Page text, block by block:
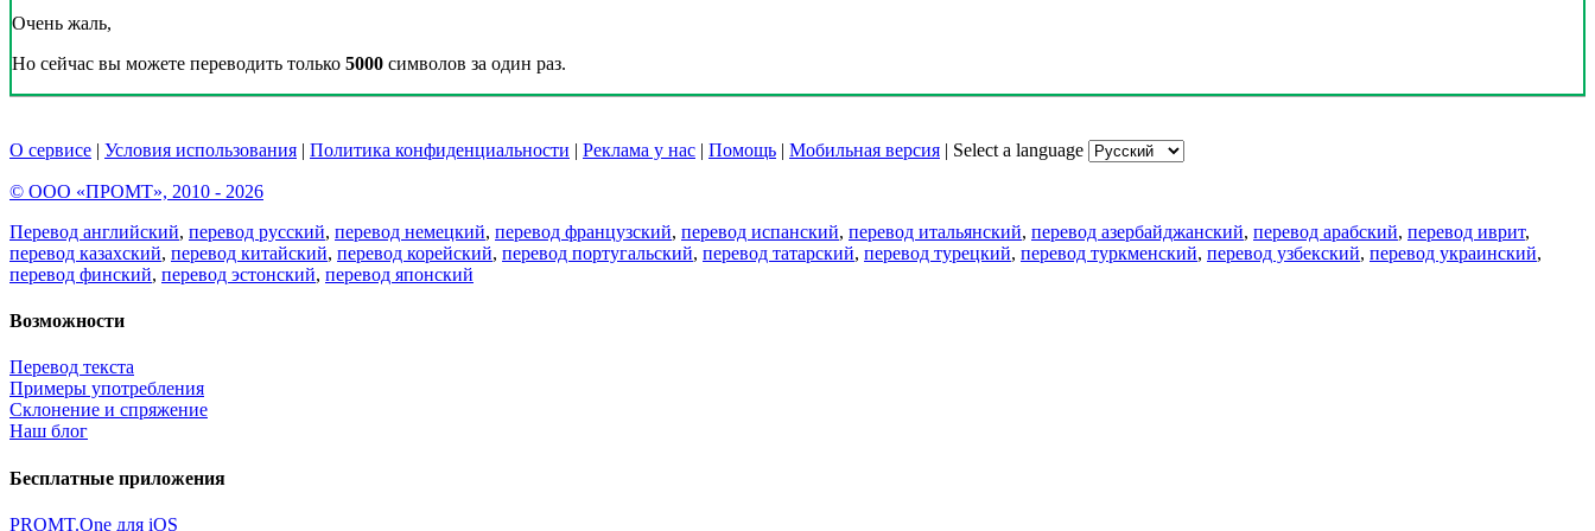
Очень жаль,
Но сейчас вы можете переводить только 5000 символов за один раз.
О сервисе | Условия использования | Политика конфиденциальности | Реклама у нас | Помощь | Мобильная версия | Select a language
© ООО «ПРОМТ», 2010 - 2026
Перевод английский, перевод русский, перевод немецкий, перевод французский, перевод испанский, перевод итальянский, перевод азербайджанский, перевод арабский, перевод иврит,
перевод казахский, перевод китайский, перевод корейский, перевод португальский, перевод татарский, перевод турецкий, перевод туркменский, перевод узбекский, перевод украинский,
перевод финский, перевод эстонский, перевод японский
Возможности
Перевод текста
Примеры употребления
Склонение и спряжение
Наш блог
Бесплатные приложения
PROMT.One для iOS